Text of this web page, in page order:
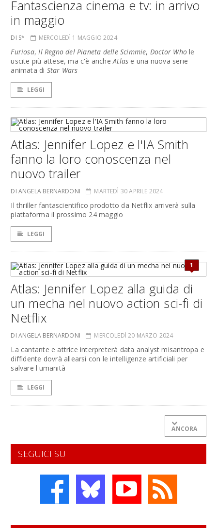
Fantascienza cinema e tv: in arrivo
in maggio
DI S* MERCOLEDÌ 1 MAGGIO 2024
Furiosa,Il Regno del Pianeta delle Scimmie, Doctor Whole
uscite più attese, ma c'è ancheAtlas e una nuova serie
animata di Star Wars
LEGGI
Atlas: Jennifer Lopez e l'IA Smith
fanno la loro conoscenza nel
nuovo trailer
DI ANGELA BERNARDONI MARTEDÌ 30 APRILE 2024
Il thriller fantascientifico prodotto da Netflix arriverà sulla
piattaforma il prossimo 24 maggio
LEGGI
1
Atlas: Jennifer Lopez alla guida di
un mecha nel nuovo action sci-fi di
Netflix
DI ANGELA BERNARDONI MERCOLEDÌ 20 MARZO 2024
La cantante e attrice interpreterà data analyst misantropa e
diffidente dovrà allearsi con le intelligenze artificiali per
salvare l'umanità
LEGGI
ANCORA
SEGUICI SU